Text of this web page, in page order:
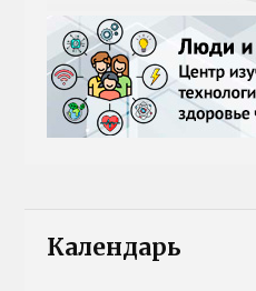
Календарь